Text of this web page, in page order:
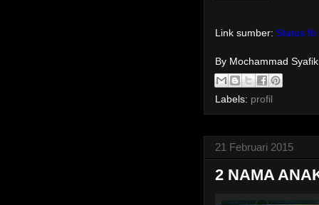
Link sumber: Status fb
By Mochammad
Labels: profil
21 Februari 2015
2 NAMA